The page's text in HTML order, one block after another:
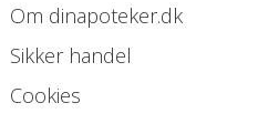
Om dinapoteker.dk
Sikker handel
Cookies